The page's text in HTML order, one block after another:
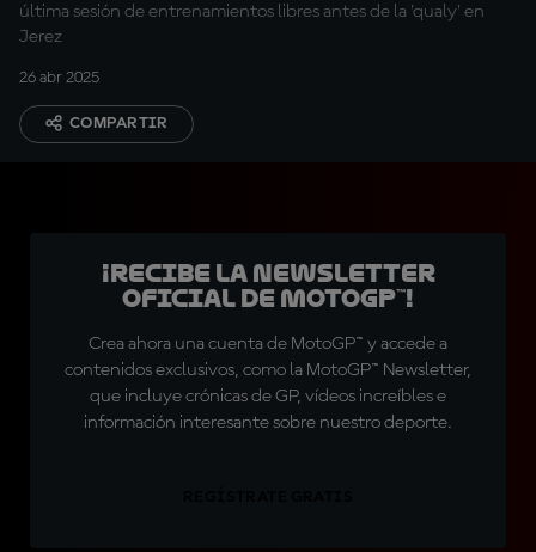
última sesión de entrenamientos libres antes de la 'qualy' en
Jerez
26 abr 2025
COMPARTIR
¡Recibe la Newsletter
oficial de MotoGP™!
Crea ahora una cuenta de MotoGP™ y accede a
contenidos exclusivos, como la MotoGP™ Newsletter,
que incluye crónicas de GP, vídeos increíbles e
información interesante sobre nuestro deporte.